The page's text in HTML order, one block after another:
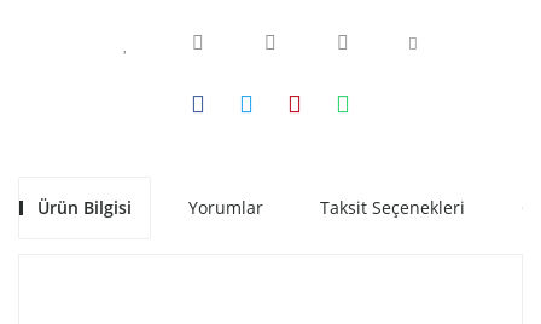
Ürün Bilgisi Yorumlar Taksit Seçenekleri